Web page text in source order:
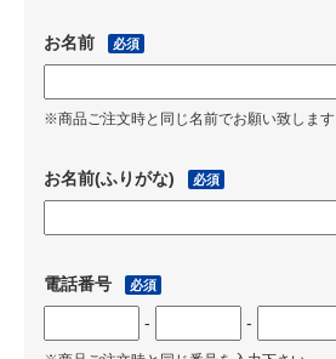
お名前 必須
※商品ご注文時と同じ名前でお願い致します
お名前(ふりがな) 必須
電話番号 必須
- -